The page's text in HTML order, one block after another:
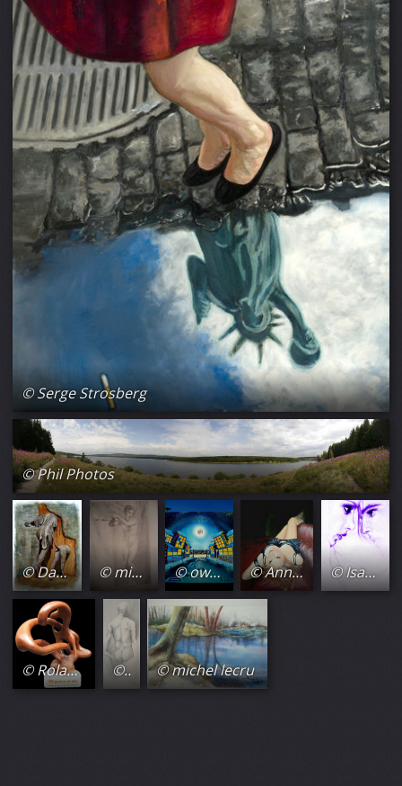
© Serge Strosberg
© Phil Photos
© Danielle Bellefroid © michel lecru © oward Spray © Annabelle Kozak © Isabelle Paradis
© Roland Gagneux © michel lecru © michel lecru